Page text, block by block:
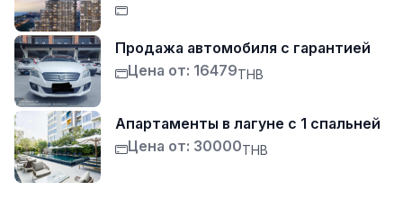
Продажа автомобиля с гарантией
Цена от: 16479THB
Апартаменты в лагуне с 1 спальней
Цена от: 30000THB